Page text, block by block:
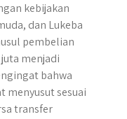
kebijakan
dan Lukeba
pembelian
menjadi
bahwa
menyusut sesuai
transfer